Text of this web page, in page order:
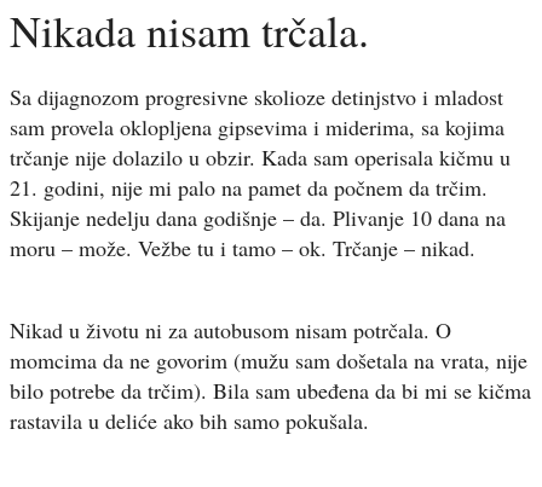
Nikada nisam trčala.
Sa dijagnozom progresivne skolioze detinjstvo i mladost
sam provela oklopljena gipsevima i miderima, sa kojima
trčanje nije dolazilo u obzir. Kada sam operisala kičmu u
21. godini, nije mi palo na pamet da počnem da trčim.
Skijanje nedelju dana godišnje – da. Plivanje 10 dana na
moru – može. Vežbe tu i tamo – ok. Trčanje – nikad.
Nikad u životu ni za autobusom nisam potrčala. O
momcima da ne govorim (mužu sam došetala na vrata, nije
bilo potrebe da trčim). Bila sam ubeđena da bi mi se kičma
rastavila u deliće ako bih samo pokušala.